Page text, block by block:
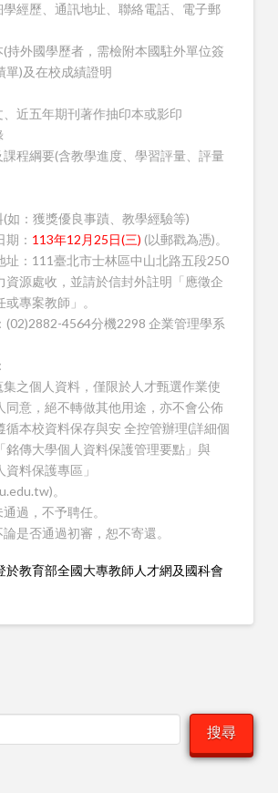
學經歷、通訊地址、聯絡電話、電子郵
持外國學歷者，需檢附本國駐外單位簽
單)及在校成績證明
近五年期刊著作抽印本或影印
課程綱要(含教學進度、學習評量、評量
如：獲獎優良事蹟、教學經驗等)
： 113年12月25日(三) (以郵戳為憑)。
址：111臺北市士林區中山北路五段250
資源處收，並請於信封外註明「應徵企
專案教師」。
(02)2882-4564分機2298 企業管理學系
集之個人資料，僅限於人才甄選作業使
同意，絕不轉做其他用途，亦不會公佈
循本校資料保存與安 全控管辦理(詳細個
銘傳大學個人資料保護管理要點」與
資料保護專區」
。
過，不予聘任。
是否通過初審，恕不寄還。
教育部全國大專教師人才網及國科會
搜尋